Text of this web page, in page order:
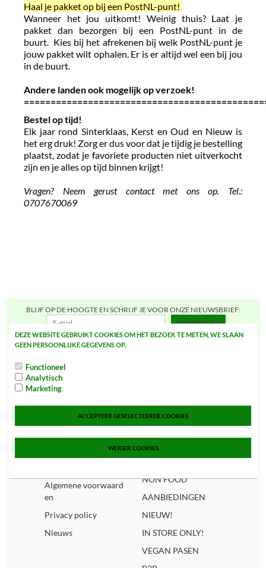
Haal je pakket op bij een PostNL-punt!
Wanneer het jou uitkomt! Weinig thuis? Laat je
pakket dan bezorgen bij een PostNL-punt in de
buurt. ​​​​​​Kies bij het afrekenen bij welk PostNL-punt je
jouw pakket wilt ophalen. Er is er altijd wel een bij jou
in de buurt.
Andere landen ook mogelijk op verzoek!
Bestel op tijd!
Elk jaar rond Sinterklaas, Kerst en Oud en Nieuw is
het erg druk! Zorg er dus voor dat je tijdig je bestelling
plaatst, zodat je favoriete producten niet uitverkocht
zijn en je alles op tijd binnen krijgt!
Vragen? Neem gerust contact met ons op. Tel.:
0707670069
BLIJF OP DE HOOGTE EN SCHRIJF JE VOOR ONZE NIEUWSBRIEF:
AANMELDEN
Home
Over ons
Spaarsysteem
Algemene voorwaard
en
Privacy policy
Nieuws
& CHIPS
DRANKEN
SUPPLEMENTEN
NON FOOD
AANBIEDINGEN
NIEUW!
IN STORE ONLY!
VEGAN PASEN
DEZE WEBSITE GEBRUIKT COOKIES OM HET BEZOEK TE METEN, WE SLAAN
GEEN PERSOONLIJKE GEGEVENS OP.
Functioneel
Analytisch
Marketing
ACCEPTEER GESELECTEERDE COOKIES
WEIGER COOKIES